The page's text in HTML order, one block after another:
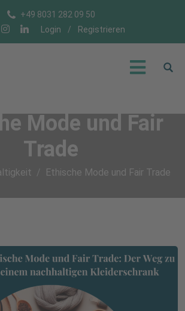
+49 8031 282 09 50
Login
/ Registrieren
Mode und Fair
Trade
Ethische Mode und Fair Trade